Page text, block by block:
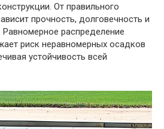
От правильного
прочность, долговечность и
распределение
риск неравномерных осадков
устойчивость всей